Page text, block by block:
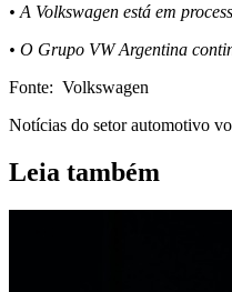
• A Volkswagen está em
• O Grupo VW Argentina
Fonte: Volkswagen
Notícias do setor automotivo
Leia também